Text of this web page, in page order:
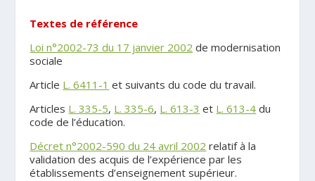
Textes de référence
Loi n°2002-73 du 17 janvier 2002 de modernisation
sociale
Article L. 6411-1 et suivants du code du travail.
Articles L. 335-5, L. 335-6, L. 613-3 et L. 613-4 du
code de l’éducation.
Décret n°2002-590 du 24 avril 2002 relatif à la
validation des acquis de l’expérience par les
établissements d’enseignement supérieur.